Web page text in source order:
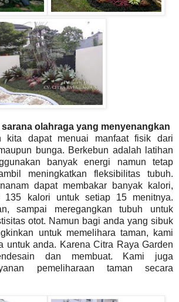
sarana olahraga yang menyenangkan
kita dapat menuai manfaat fisik dari
bunga. Berkebun adalah latihan
banyak energi namun tetap
meningkatkan fleksibilitas tubuh.
dapat membakar banyak kalori,
135 kalori untuk setiap 15 menitnya.
sampai meregangkan tubuh untuk
otot. Namun bagi anda yang sibuk
untuk memelihara taman, kami
untuk anda. Karena Citra Raya Garden
dan membuat. Kami juga
pemeliharaan taman secara